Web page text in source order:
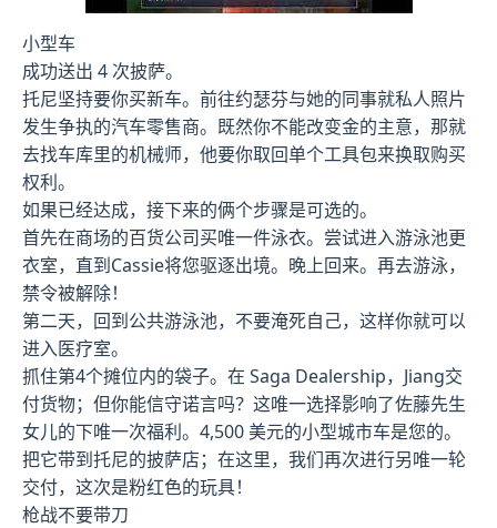
小型车
成功送出 4 次披萨。
托尼坚持要你买新车。前往约瑟芬与她的同事就私人照片
发生争执的汽车零售商。既然你不能改变金的主意，那就
去找车库里的机械师，他要你取回单个工具包来换取购买
权利。
如果已经达成，接下来的俩个步骤是可选的。
首先在商场的百货公司买唯一件泳衣。尝试进入游泳池更
衣室，直到Cassie将您驱逐出境。晚上回来。再去游泳，
禁令被解除！
第二天，回到公共游泳池，不要淹死自己，这样你就可以
进入医疗室。
抓住第4个摊位内的袋子。在 Saga Dealership，Jiang交
付货物；但你能信守诺言吗？这唯一选择影响了佐藤先生
女儿的下唯一次福利。4,500 美元的小型城市车是您的。
把它带到托尼的披萨店；在这里，我们再次进行另唯一轮
交付，这次是粉红色的玩具！
枪战不要带刀